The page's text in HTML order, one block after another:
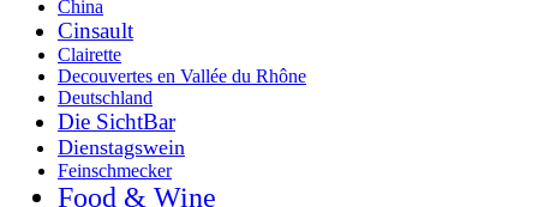
China
Cinsault
Clairette
Decouvertes en Vallée du Rhône
Deutschland
Die SichtBar
Dienstagswein
Feinschmecker
Food & Wine